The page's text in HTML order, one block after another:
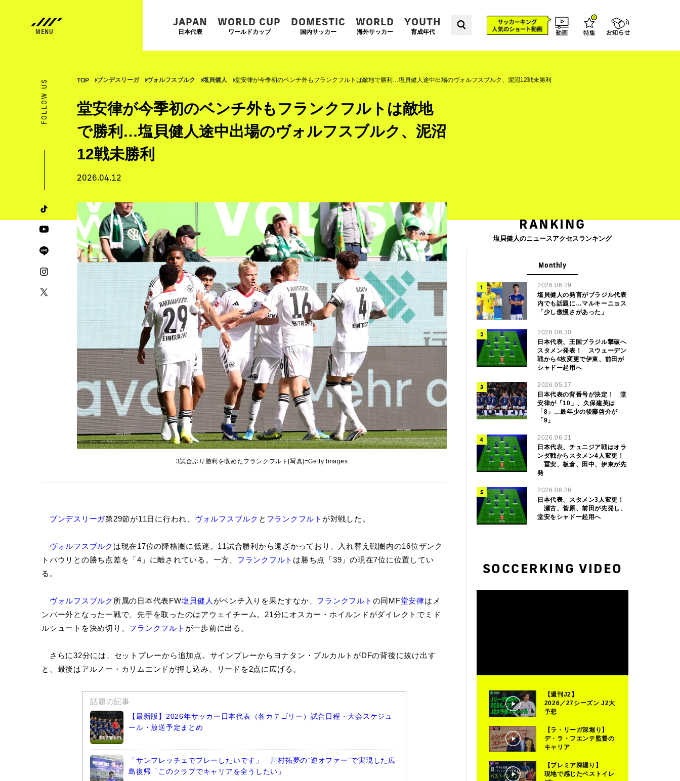
JAPAN
日本代表
WORLD CUP
ワールドカップ
DOMESTIC
国内サッカー
WORLD
海外サッカー
YOUTH
育成年代
FOLLOW US TOP ブンデスリーガ ヴォルフスブルク 塩貝健人 堂安律が今季初のベンチ外もフランクフルトは敵地で勝利…塩貝健人途中出場のヴォルフスブルク、泥沼12戦未勝利
堂安律が今季初のベンチ外もフランクフルトは敵地
で勝利…塩貝健人途中出場のヴォルフスブルク、泥沼
12戦未勝利
2026.04.12
3試合ぶり勝利を収めたフランクフルト[写真]=Getty Images
ブンデスリーガ第29節が11日に行われ、 ヴォルフスブルク と フランクフルト が対戦した。
ヴォルフスブルク は現在17位の降格圏に低迷。11試合勝利から遠ざかっており、入れ替え戦圏内の16位ザンク
トパウリとの勝ち点差を「4」に離されている。一方、 フランクフルト は勝ち点「39」の現在7位に位置してい
る。
ヴォルフスブルク 所属の日本代表FW塩貝健人 がベンチ入りを果たすなか、 フランクフルト の同MF堂安律はメ
ンバー外となった一戦で、先手を取ったのはアウェイチーム。21分にオスカー・ホイルンドがダイレクトでミド
ルシュートを決め切り、 フランクフルト が一歩前に出る。
さらに32分には、セットプレーから追加点。サインプレーからヨナタン・ブルカルトがDFの背後に抜け出す
と、最後はアルノー・カリムエンドが押し込み、リードを2点に広げる。
話題の記事
【最新版】2026年サッカー日本代表（各カテゴリー）試合日程・大会スケジュ
ール・放送予定まとめ
「サンフレッチェでプレーしたいです」 川村拓夢の“逆オファー”で実現した広
島復帰「このクラブでキャリアを全うしたい」
RANKING
塩貝健人のニュースアクセスランキング
Monthly
2026.06.29
塩貝健人の発言がブラジル代表
内でも話題に…マルキーニョス
「少し傲慢さがあった」
2026.06.30
日本代表、王国ブラジル撃破へ
スタメン発表！ スウェーデン
戦から4枚変更で伊東、前田が
シャドー起用へ
2026.05.27
日本代表の背番号が決定！ 堂
安律が「10」、久保建英は
「8」…最年少の後藤啓介が
「9」
2026.06.21
日本代表、チュニジア戦はオラ
ンダ戦からスタメン4人変更！
冨安、板倉、田中、伊東が先
発
2026.06.26
日本代表、スタメン3人変更！
瀬古、菅原、前田が先発し、
堂安をシャドー起用へ
SOCCERKING VIDEO
【週刊J2】
2026／27シーズン J2大
予想
【ラ・リーガ深堀り】
デ・ラ・フエンテ監督の
キャリア
【プレミア深堀り】
現地で感じたベストイレ